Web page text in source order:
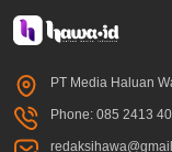
PT Media Haluan
Phone: 085 2413